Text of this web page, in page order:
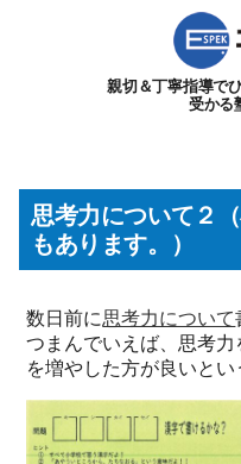
親切＆丁寧指導で
受かる
思考力について２
もあります。）
数日前に思考力について
つまんでいえば、思考
を増やした方が良いとい